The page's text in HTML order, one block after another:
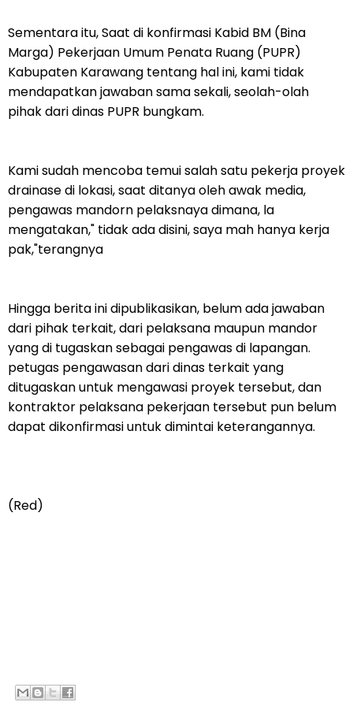
Sementara itu, Saat di konfirmasi Kabid BM (Bina
Marga) Pekerjaan Umum Penata Ruang (PUPR)
Kabupaten Karawang tentang hal ini, kami tidak
mendapatkan jawaban sama sekali, seolah-olah
pihak dari dinas PUPR bungkam.
Kami sudah mencoba temui salah satu pekerja proyek
drainase di lokasi, saat ditanya oleh awak media,
pengawas mandorn pelaksnaya dimana, la
mengatakan," tidak ada disini, saya mah hanya kerja
pak,"terangnya
Hingga berita ini dipublikasikan, belum ada jawaban
dari pihak terkait, dari pelaksana maupun mandor
yang di tugaskan sebagai pengawas di lapangan.
petugas pengawasan dari dinas terkait yang
ditugaskan untuk mengawasi proyek tersebut, dan
kontraktor pelaksana pekerjaan tersebut pun belum
dapat dikonfirmasi untuk dimintai keterangannya.
(Red)